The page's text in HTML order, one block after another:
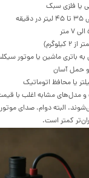
یا فلزی سبک
به باتری ماشین یا موتور
حمل آسان
یا محافظ اتوماتیک
البته دوام، صدای
کمتر است.